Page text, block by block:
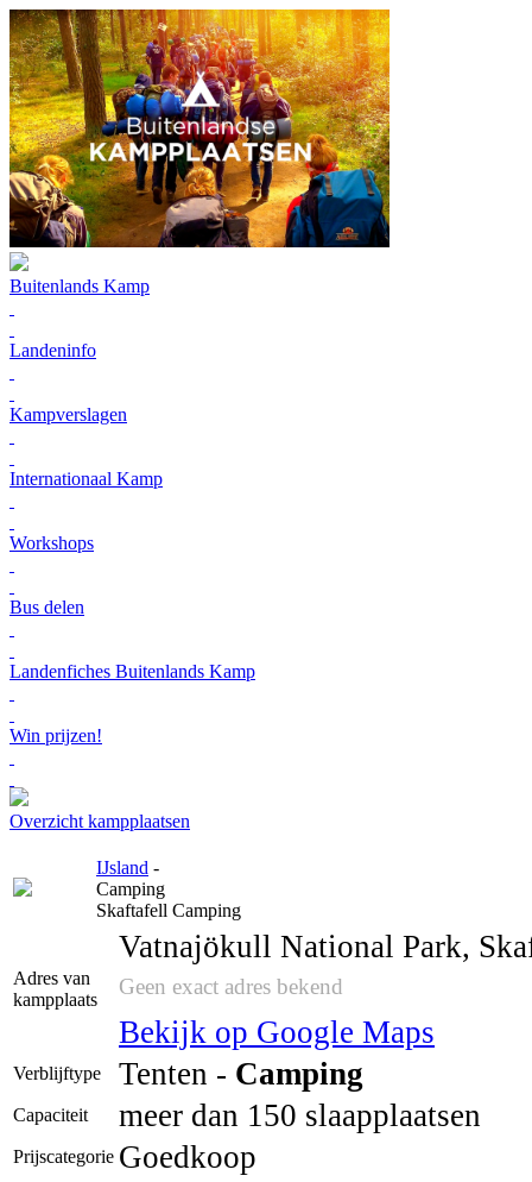
Buitenlands Kamp
Landeninfo
Kampverslagen
Internationaal Kamp
Workshops
Bus delen
Landenfiches Buitenlands Kamp
Win prijzen!
Overzicht kampplaatsen
IJsland -
Camping
Skaftafell Camping
Adres van
kampplaats
Vatnajökull National Park,
Geen exact adres bekend
Bekijk op Google Maps
Verblijftype Tenten - Camping
Capaciteit meer dan 150 slaapplaatsen
Prijscategorie Goedkoop